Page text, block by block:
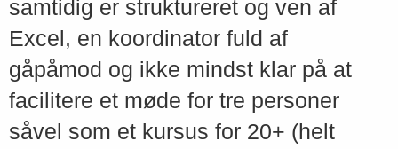
samtidig er struktureret og ven af
Excel, en koordinator fuld af
gåpåmod og ikke mindst klar på at
facilitere et møde for tre personer
såvel som et kursus for 20+ (helt